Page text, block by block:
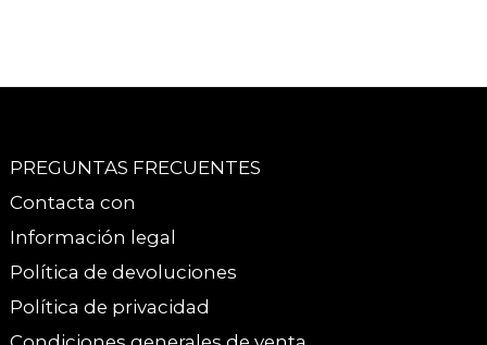
PREGUNTAS FRECUENTES
Contacta con
Información legal
Política de devoluciones
Política de privacidad